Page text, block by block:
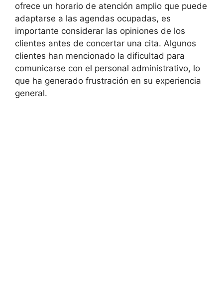
ofrece un horario de atención amplio que puede
adaptarse a las agendas ocupadas, es
importante considerar las opiniones de los
clientes antes de concertar una cita. Algunos
clientes han mencionado la dificultad para
comunicarse con el personal administrativo, lo
que ha generado frustración en su experiencia
general.